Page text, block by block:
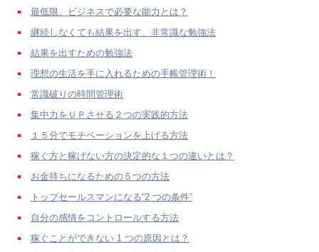
最低限、ビジネスで必要な能力とは？
継続しなくても結果を出す、非常識な勉強法
結果を出すための勉強法
理想の生活を手に入れるための手帳管理術！
常識破りの時間管理術
集中力をＵＰさせる２つの実践的方法
１５分でモチベーションを上げる方法
稼ぐ方と稼げない方の決定的な１つの違いとは？
お金持ちになるための５つの方法
トップセールスマンになる“2 つの条件”
自分の感情をコントロールする方法
稼ぐことができない 1 つの原因とは？